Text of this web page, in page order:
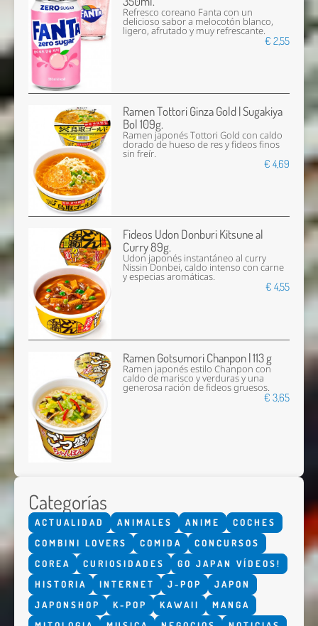
Refresco coreano Fanta con un
delicioso sabor a melocotón blanco,
ligero, afrutado y muy refrescante.
€ 2,55
Ramen Tottori Ginza Gold | Sugakiya
Bol 109g.
Ramen japonés Tottori Gold con caldo
dorado de hueso de res y fideos finos
sin freír.
€ 4,69
Fideos Udon Donburi Kitsune al
Curry 89g.
Udon japonés instantáneo al curry
Nissin Donbei, caldo intenso con carne
y especias aromáticas.
€ 4,55
Ramen Gotsumori Chanpon | 113 g
Ramen japonés estilo Chanpon con
caldo de marisco y verduras y una
generosa ración de fideos gruesos.
€ 3,65
Categorías
ACTUALIDAD ANIMALES ANIME
COCHES
COMBINI LOVERS
COMIDA
CONCURSOS
COREA
CURIOSIDADES
GO JAPAN VÍDEOS!
HISTORIA
INTERNET J-POP
JAPON
JAPONSHOP
K-POP KAWAII
MANGA